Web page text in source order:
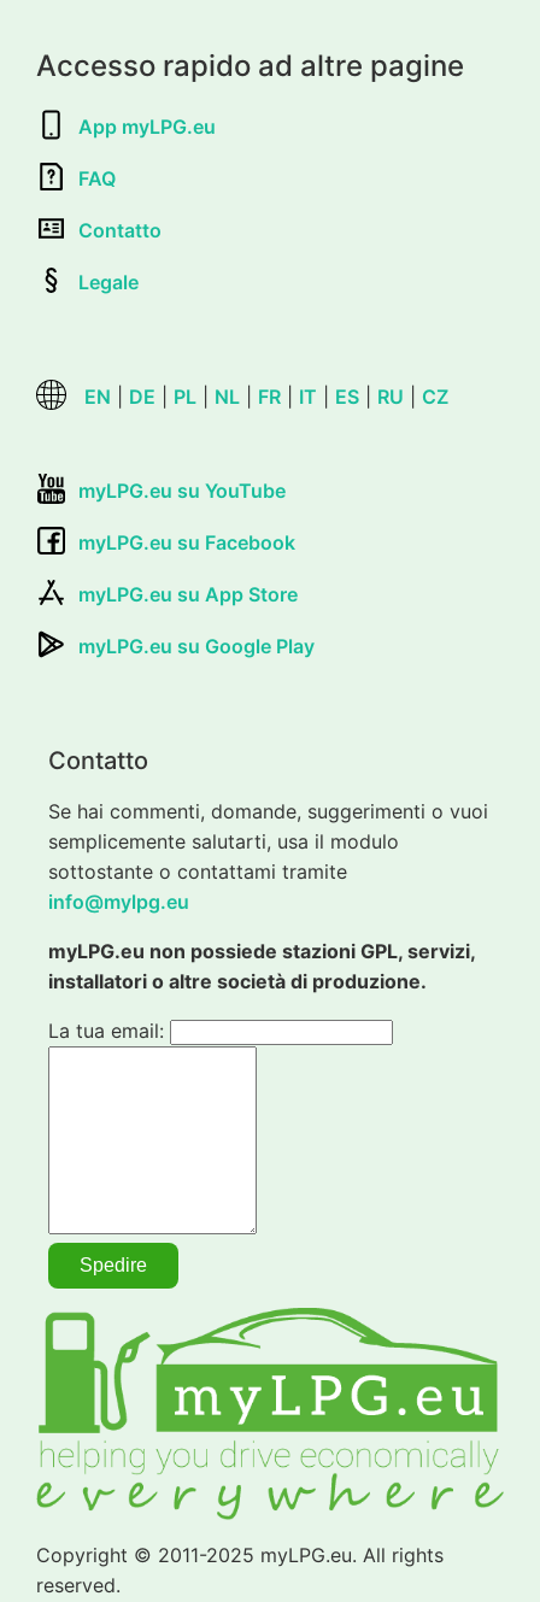
Accesso rapido ad altre pagine
App myLPG.eu
FAQ
Contatto
Legale
EN DE PL NL FR IT ES RU CZ
myLPG.eu su YouTube
myLPG.eu su Facebook
myLPG.eu su App Store
myLPG.eu su Google Play
Contatto
Se hai commenti, domande, suggerimenti o vuoi
semplicemente salutarti, usa il modulo
sottostante o contattami tramite
info@mylpg.eu
myLPG.eu non possiede stazioni GPL, servizi,
installatori o altre società di produzione.
La tua email:
Copyright © 2011-2025 myLPG.eu. All rights
reserved.